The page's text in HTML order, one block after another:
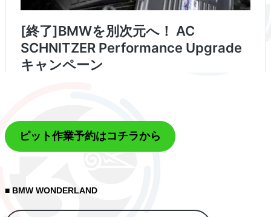
ピット作業予約はコチラから
■ BMW WONDERLAND